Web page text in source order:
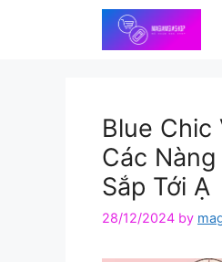
Blue Chic
Các
Sắp Tới Ạ
28/12/2024 by